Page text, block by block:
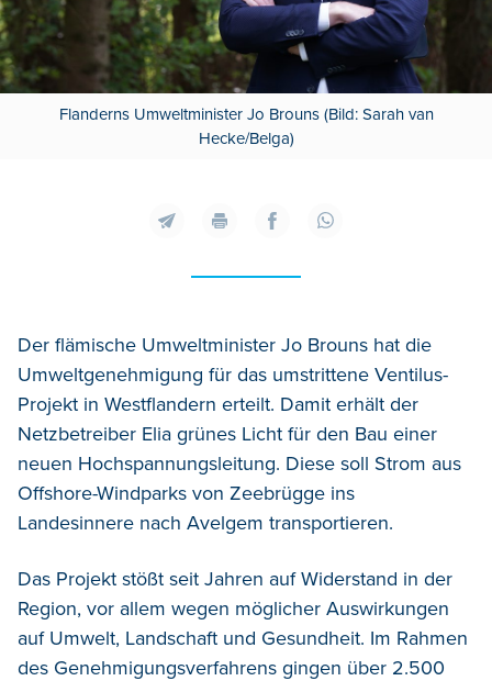
Flanderns Umweltminister Jo Brouns (Bild: Sarah van
Hecke/Belga)
Der flämische Umweltminister Jo Brouns hat die
Umweltgenehmigung für das umstrittene Ventilus-
Projekt in Westflandern erteilt. Damit erhält der
Netzbetreiber Elia grünes Licht für den Bau einer
neuen Hochspannungsleitung. Diese soll Strom aus
Offshore-Windparks von Zeebrügge ins
Landesinnere nach Avelgem transportieren.
Das Projekt stößt seit Jahren auf Widerstand in der
Region, vor allem wegen möglicher Auswirkungen
auf Umwelt, Landschaft und Gesundheit. Im Rahmen
des Genehmigungsverfahrens gingen über 2.500